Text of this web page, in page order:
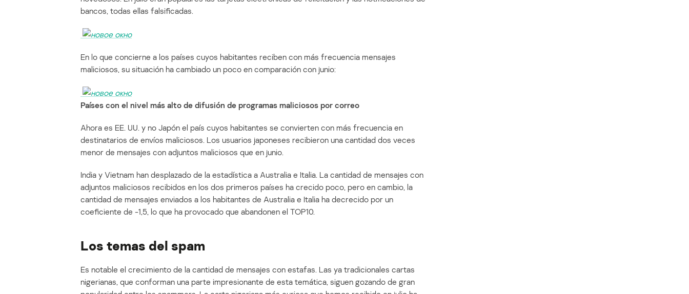
bancos, todas ellas falsificadas.
En lo que concierne a los países cuyos habitantes reciben con más frecuencia mensajes
maliciosos, su situación ha cambiado un poco en comparación con junio:
Países con el nivel más alto de difusión de programas maliciosos por correo
Ahora es EE. UU. y no Japón el país cuyos habitantes se convierten con más frecuencia en
destinatarios de envíos maliciosos. Los usuarios japoneses recibieron una cantidad dos veces
menor de mensajes con adjuntos maliciosos que en junio.
India y Vietnam han desplazado de la estadística a Australia e Italia. La cantidad de mensajes con
adjuntos maliciosos recibidos en los dos primeros países ha crecido poco, pero en cambio, la
cantidad de mensajes enviados a los habitantes de Australia e Italia ha decrecido por un
coeficiente de -1,5, lo que ha provocado que abandonen el TOP10.
Los temas del spam
Es notable el crecimiento de la cantidad de mensajes con estafas. Las ya tradicionales cartas
nigerianas, que conforman una parte impresionante de esta temática, siguen gozando de gran